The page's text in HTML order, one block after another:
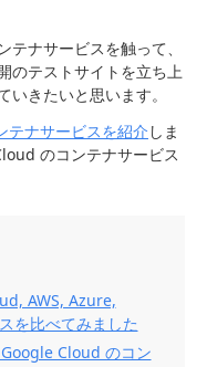
ナサービスを触って、
のテストサイトを立ち上
きたいと思います。
ナサービスを紹介 しま
のコンテナサービス
AWS, Azure,
を比べてみました
Cloud のコン